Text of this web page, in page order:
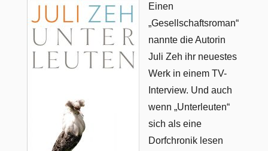
Einen
„Gesellschaftsroman“
nannte die Autorin
Juli Zeh ihr neuestes
Werk in einem TV-
Interview. Und auch
wenn „Unterleuten“
sich als eine
Dorfchronik lesen